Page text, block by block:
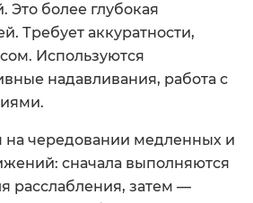
Это более глубокая
Требует аккуратности,
Используются
надавливания, работа с
на чередовании медленных и
сначала выполняются
расслабления, затем —